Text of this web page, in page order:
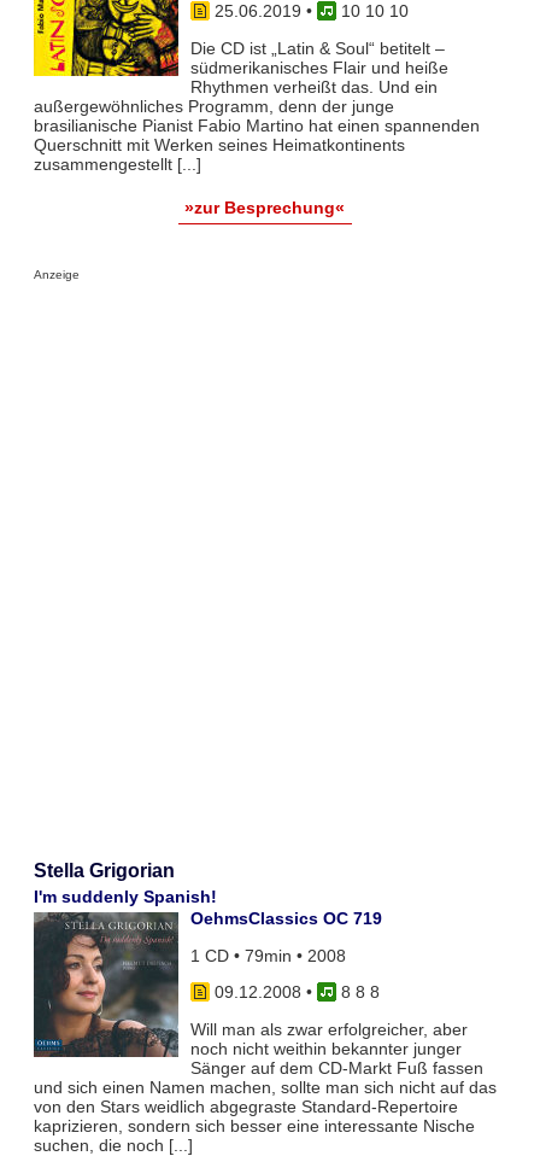
25.06.2019 •
10 10 10
Die CD ist „Latin & Soul“ betitelt –
südmerikanisches Flair und heiße
Rhythmen verheißt das. Und ein
außergewöhnliches Programm, denn der junge
brasilianische Pianist Fabio Martino hat einen spannenden
Querschnitt mit Werken seines Heimatkontinents
zusammengestellt [...]
»zur Besprechung«
Anzeige
Stella Grigorian
I'm suddenly Spanish!
OehmsClassics OC 719
1 CD • 79min • 2008
09.12.2008 •
8 8 8
Will man als zwar erfolgreicher, aber
noch nicht weithin bekannter junger
Sänger auf dem CD-Markt Fuß fassen
und sich einen Namen machen, sollte man sich nicht auf das
von den Stars weidlich abgegraste Standard-Repertoire
kaprizieren, sondern sich besser eine interessante Nische
suchen, die noch [...]